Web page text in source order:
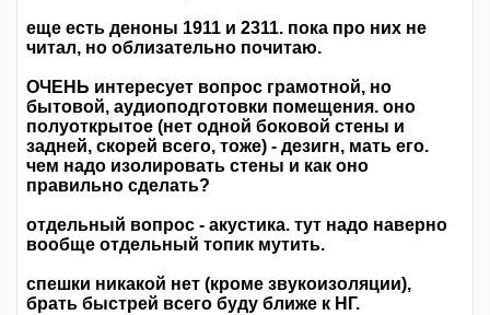
еще есть деноны 1911 и 2311. пока про них не
читал, но облизательно почитаю.
ОЧЕНЬ интересует вопрос грамотной, но
бытовой, аудиоподготовки помещения. оно
полуоткрытое (нет одной боковой стены и
задней, скорей всего, тоже) - дезигн, мать его.
чем надо изолировать стены и как оно
правильно сделать?
отдельный вопрос - акустика. тут надо наверно
вообще отдельный топик мутить.
спешки никакой нет (кроме звукоизоляции),
брать быстрей всего буду ближе к НГ.